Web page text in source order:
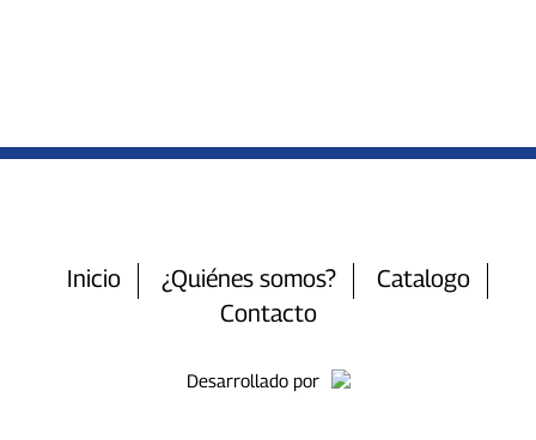
Inicio ¿Quiénes somos?
Catalogo
Contacto
Desarrollado por